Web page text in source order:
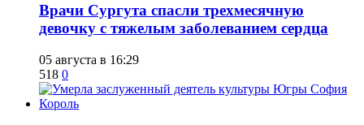
​Врачи Сургута спасли трехмесячную
девочку с тяжелым заболеванием сердца
05 августа в 16:29
518 0